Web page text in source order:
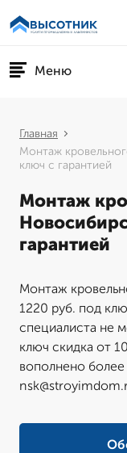
Меню
Главная
Монтаж
ключ с гарантией
Монтаж
гарантией
Монтаж
1220 руб. под
специалиста не
ключ скидка от
вополнено